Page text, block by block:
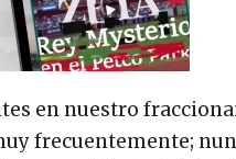
en nuestro
frecuentemente;